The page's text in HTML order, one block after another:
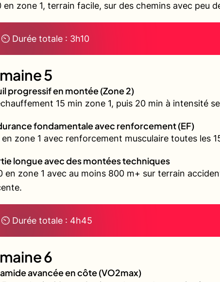
en zone 1, terrain facile, sur des chemins avec peu
⏲ Durée totale : 3h10
5
progressif en montée (Zone 2)
15 min zone 1, puis 20 min à intensité
fondamentale avec renforcement (EF)
en zone 1 avec renforcement musculaire toutes les
longue avec des montées techniques
en zone 1 avec au moins 800 m+ sur terrain
⏲ Durée totale : 4h45
6
avancée en côte (VO2max)